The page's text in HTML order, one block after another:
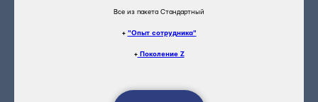
Все из пакета Стандартный
+ "Опыт сотрудника"
+Поколение Z